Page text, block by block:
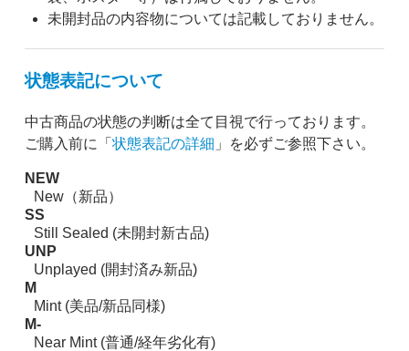
未開封品の内容物については記載しておりません。
状態表記について
中古商品の状態の判断は全て目視で行っております。
ご購入前に「 状態表記の詳細 」を必ずご参照下さい。
NEW
New（新品）
SS
Still Sealed (未開封新古品)
UNP
Unplayed (開封済み新品)
M
Mint (美品/新品同様)
M-
Near Mint (普通/経年劣化有)